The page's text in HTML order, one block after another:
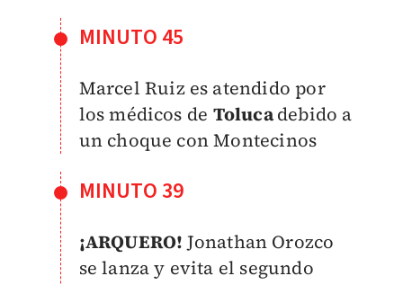
MINUTO 45
Marcel Ruiz es atendido por
los médicos de Tolucadebido a
un choque con Montecinos
MINUTO 39
¡ARQUERO! Jonathan Orozco
se lanza y evita el segundo